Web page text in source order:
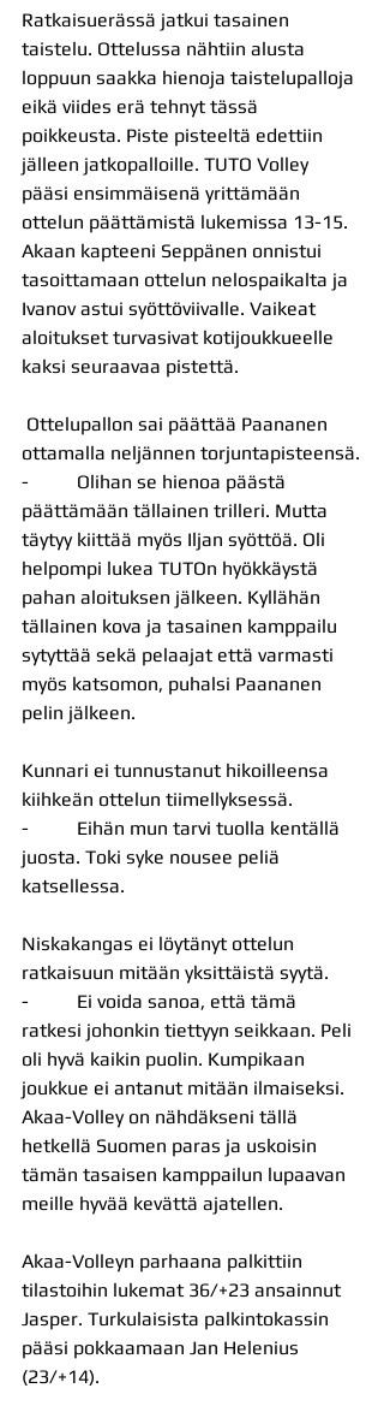
Ratkaisuerässä jatkui tasainen
taistelu. Ottelussa nähtiin alusta
loppuun saakka hienoja taistelupalloja
eikä viides erä tehnyt tässä
poikkeusta. Piste pisteeltä edettiin
jälleen jatkopalloille. TUTO Volley
pääsi ensimmäisenä yrittämään
ottelun päättämistä lukemissa 13-15.
Akaan kapteeni Seppänen onnistui
tasoittamaan ottelun nelospaikalta ja
Ivanov astui syöttöviivalle. Vaikeat
aloitukset turvasivat kotijoukkueelle
kaksi seuraavaa pistettä.
ottamalla neljännen torjuntapisteensä.
-          Olihan se hienoa päästä
päättämään tällainen trilleri. Mutta
täytyy kiittää myös Iljan syöttöä. Oli
helpompi lukea TUTOn hyökkäystä
pahan aloituksen jälkeen. Kyllähän
tällainen kova ja tasainen kamppailu
sytyttää sekä pelaajat että varmasti
myös katsomon, puhalsi Paananen
pelin jälkeen.
Kunnari ei tunnustanut hikoilleensa
kiihkeän ottelun tiimellyksessä.
-          Eihän mun tarvi tuolla kentällä
juosta. Toki syke nousee peliä
katsellessa.
Niskakangas ei löytänyt ottelun
ratkaisuun mitään yksittäistä syytä.
-          Ei voida sanoa, että tämä
ratkesi johonkin tiettyyn seikkaan. Peli
oli hyvä kaikin puolin. Kumpikaan
joukkue ei antanut mitään ilmaiseksi.
Akaa-Volley on nähdäkseni tällä
hetkellä Suomen paras ja uskoisin
tämän tasaisen kamppailun lupaavan
meille hyvää kevättä ajatellen.
Akaa-Volleyn parhaana palkittiin
tilastoihin lukemat 36/+23 ansainnut
Jasper. Turkulaisista palkintokassin
pääsi pokkaamaan Jan Helenius
(23/+14).